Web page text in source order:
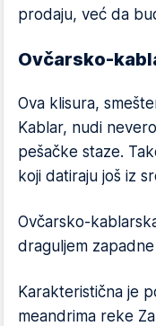
prodaju, već da
Ovčarsko-
Ova klisura,
Kablar, nudi
pešačke staze.
koji datiraju još iz
Ovčarsko-
draguljem
Karakteristična je
meandrima reke